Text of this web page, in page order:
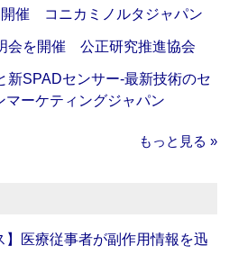
催 コニカミノルタジャパン
会を開催 公正研究推進協会
新SPADセンサー‐最新技術のセ
ーケティングジャパン
もっと見る »
】医療従事者が副作用情報を迅